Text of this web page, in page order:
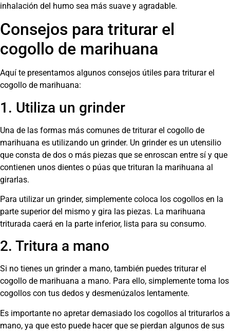
inhalación del humo sea más suave y agradable.
Consejos para triturar el
cogollo de marihuana
Aquí te presentamos algunos consejos útiles para triturar el
cogollo de marihuana:
1. Utiliza un grinder
Una de las formas más comunes de triturar el cogollo de
marihuana es utilizando un grinder. Un grinder es un utensilio
que consta de dos o más piezas que se enroscan entre sí y que
contienen unos dientes o púas que trituran la marihuana al
girarlas.
Para utilizar un grinder, simplemente coloca los cogollos en la
parte superior del mismo y gira las piezas. La marihuana
triturada caerá en la parte inferior, lista para su consumo.
2. Tritura a mano
Si no tienes un grinder a mano, también puedes triturar el
cogollo de marihuana a mano. Para ello, simplemente toma los
cogollos con tus dedos y desmenúzalos lentamente.
Es importante no apretar demasiado los cogollos al triturarlos a
mano, ya que esto puede hacer que se pierdan algunos de sus